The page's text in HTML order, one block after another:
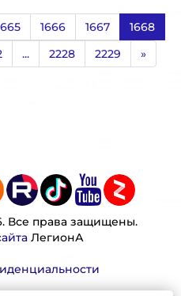
1666 1667
1668
... 2228 2229 »
Все права защищены.
ЛегионА